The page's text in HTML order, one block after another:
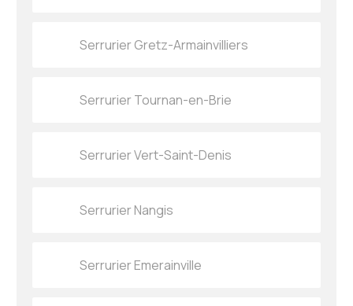
Serrurier Gretz-Armainvilliers
Serrurier Tournan-en-Brie
Serrurier Vert-Saint-Denis
Serrurier Nangis
Serrurier Emerainville